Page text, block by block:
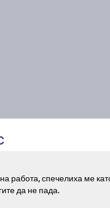
работа, спечелиха ме
да не пада.